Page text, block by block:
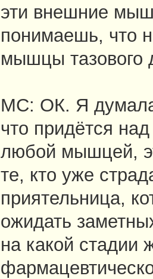
эти внешние
понимаешь, что
мышцы тазового
МС: ОК. Я
что придётся
любой мышцей,
те, кто уже
приятельница,
ожидать
на какой стадии